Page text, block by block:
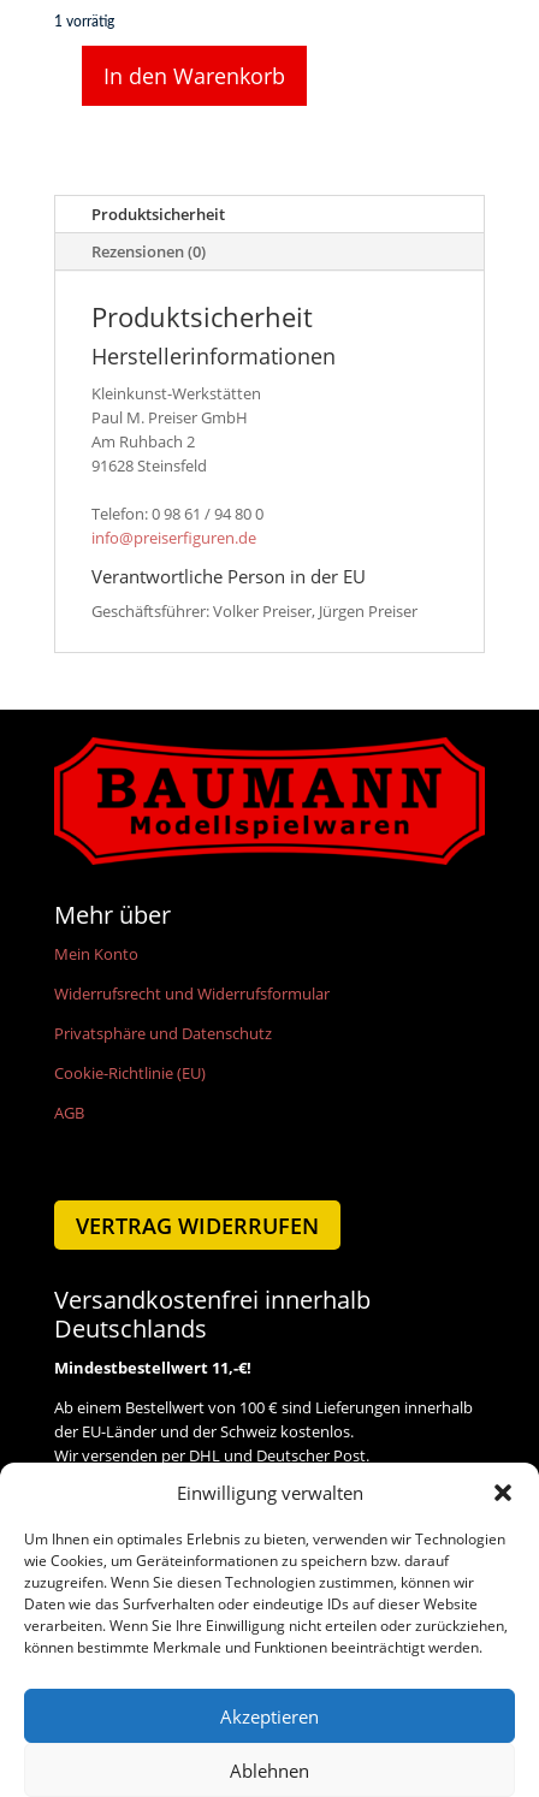
Einwilligung verwalten
Um Ihnen ein optimales Erlebnis zu bieten, verwenden wir Technologien
wie Cookies, um Geräteinformationen zu speichern bzw. darauf
zuzugreifen. Wenn Sie diesen Technologien zustimmen, können wir
Daten wie das Surfverhalten oder eindeutige IDs auf dieser Website
verarbeiten. Wenn Sie Ihre Einwilligung nicht erteilen oder zurückziehen,
können bestimmte Merkmale und Funktionen beeinträchtigt werden.
Akzeptieren
Ablehnen
1 vorrätig
Preiser
Figuren
4041
An
Mühle
Menge
In den Warenkorb
Produktsicherheit
Rezensionen (0)
Produktsicherheit
Herstellerinformationen
Kleinkunst-Werkstätten
Paul M. Preiser GmbH
Am Ruhbach 2
91628 Steinsfeld
Telefon: 0 98 61 / 94 80 0
info@preiserfiguren.de
Verantwortliche Person in der EU
Geschäftsführer: Volker Preiser, Jürgen Preiser
Mehr über
Mein Konto
Widerrufsrecht und Widerrufsformular
Privatsphäre und Datenschutz
Cookie-Richtlinie (EU)
AGB
VERTRAG WIDERRUFEN
Versandkostenfrei innerhalb
Deutschlands
Mindestbestellwert 11,-€!
Ab einem Bestellwert von 100 € sind Lieferungen innerhalb
der EU-Länder und der Schweiz kostenlos.
Wir versenden per DHL und Deutscher Post.
Versand
Zahlung
Baumann Modellspielwaren
Telefon (0 91 61) 33 84